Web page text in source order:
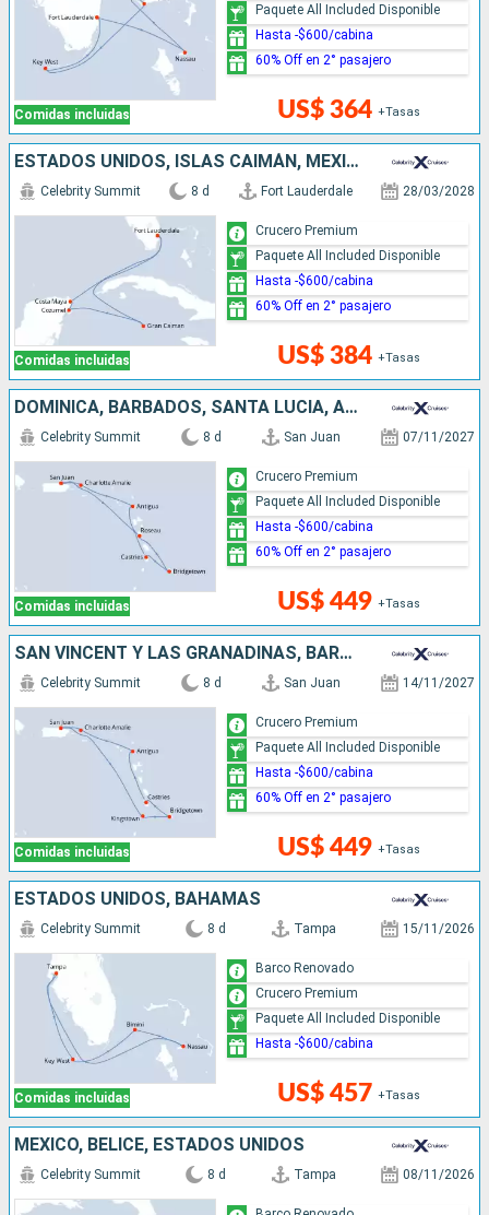
Comidas incluidas US$ 364 +Tasas
Paquete All Included Disponible
Hasta -$600/cabina
60% Off en 2° pasajero
ESTADOS UNIDOS, ISLAS CAIMÁN, MÉXICO
Comidas incluidas
Celebrity Summit 8 d Fort Lauderdale 28/03/2028
US$ 384 +Tasas
Crucero Premium
Paquete All Included Disponible
Hasta -$600/cabina
60% Off en 2° pasajero
DOMINICA, BARBADOS, SANTA LUCIA, ANTIGUA Y BARBUDA, ESTADOS UNIDOS, PUERTO RICO
Comidas incluidas
Celebrity Summit 8 d San Juan 07/11/2027
US$ 449 +Tasas
Crucero Premium
Paquete All Included Disponible
Hasta -$600/cabina
60% Off en 2° pasajero
SAN VINCENT Y LAS GRANADINAS, BARBADOS, SANTA LUCIA, ANTIGUA Y BARBUDA, ESTADOS UNIDOS, PUERTO RICO
Comidas incluidas
Celebrity Summit 8 d San Juan 14/11/2027
US$ 449 +Tasas
Crucero Premium
Paquete All Included Disponible
Hasta -$600/cabina
60% Off en 2° pasajero
ESTADOS UNIDOS, BAHAMAS
Comidas incluidas
Celebrity Summit 8 d Tampa 15/11/2026
US$ 457 +Tasas
Barco Renovado
Crucero Premium
Paquete All Included Disponible
Hasta -$600/cabina
MÉXICO, BELICE, ESTADOS UNIDOS
Celebrity Summit 8 d Tampa 08/11/2026